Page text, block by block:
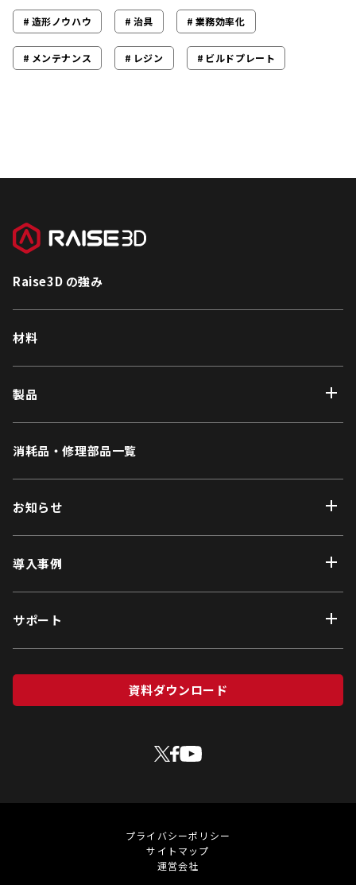
造形ノウハウ 治具 業務効率化
メンテナンス レジン ビルドプレート
Raise3D の強み
材料
製品
消耗品・修理部品一覧
お知らせ
導入事例
サポート
資料ダウンロード
プライバシーポリシー
サイトマップ
運営会社